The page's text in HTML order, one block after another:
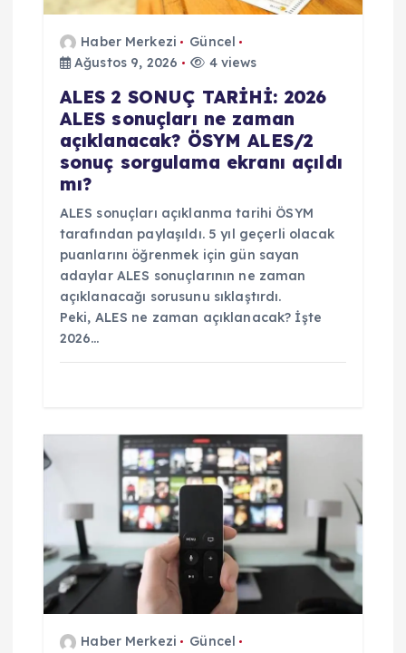
Haber Merkezi
Güncel
Ağustos 9, 2026
4 views
ALES 2 SONUÇ TARİHİ: 2026
ALES sonuçları ne zaman
açıklanacak? ÖSYM ALES/2
sonuç sorgulama ekranı açıldı
mı?
ALES sonuçları açıklanma tarihi ÖSYM
tarafından paylaşıldı. 5 yıl geçerli olacak
puanlarını öğrenmek için gün sayan
adaylar ALES sonuçlarının ne zaman
açıklanacağı sorusunu sıklaştırdı.
Peki, ALES ne zaman açıklanacak? İşte
2026…
Haber Merkezi
Güncel